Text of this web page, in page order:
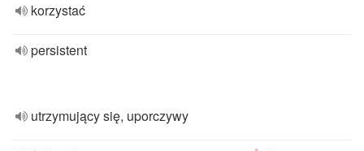
korzystać
persistent
utrzymujący się, uporczywy